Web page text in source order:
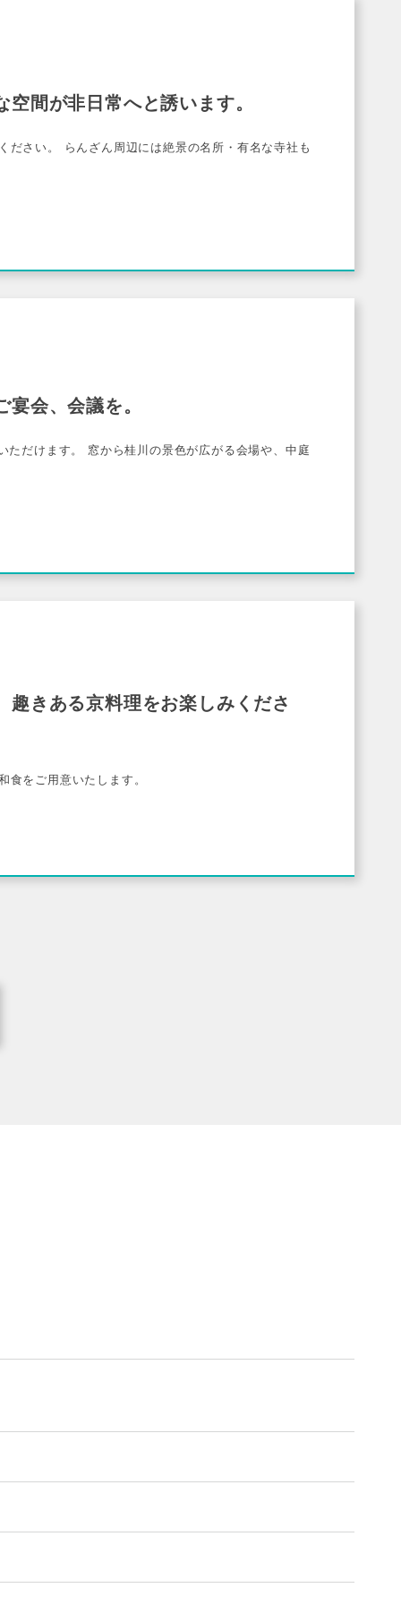
間が非日常へと誘います。
ださい。 らんざん周辺には絶景の名所・有名な寺社も
会、会議を。
だけます。 窓から桂川の景色が広がる会場や、中庭
趣きある京料理をお楽しみくださ
食をご用意いたします。